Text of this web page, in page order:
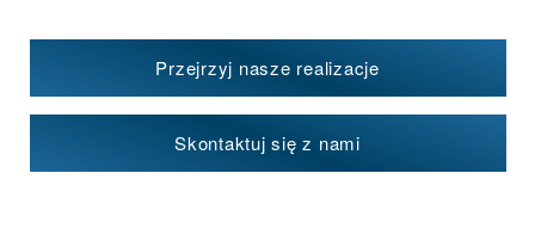
Przejrzyj nasze realizacje
Skontaktuj się z nami